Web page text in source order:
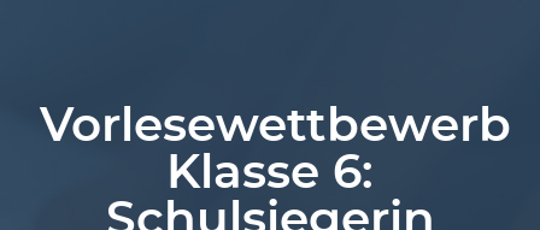
Vorlesewettbewerb
Klasse 6: